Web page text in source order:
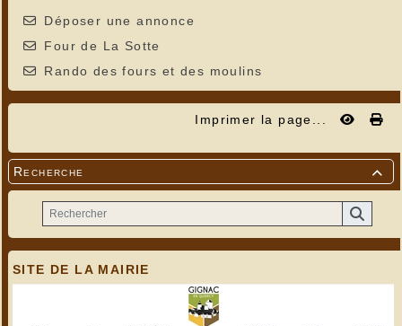
Déposer une annonce
Four de La Sotte
Rando des fours et des moulins
Imprimer la page...

Recherche
SITE DE LA MAIRIE